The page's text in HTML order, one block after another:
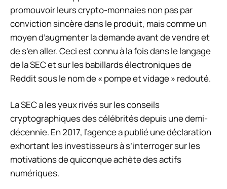
promouvoir leurs crypto-monnaies non pas par
conviction sincère dans le produit, mais comme un
moyen d’augmenter la demande avant de vendre et
de s’en aller. Ceci est connu à la fois dans le langage
de la SEC et sur les babillards électroniques de
Reddit sous le nom de « pompe et vidage » redouté.
La SEC a les yeux rivés sur les conseils
cryptographiques des célébrités depuis une demi-
décennie. En 2017, l’agence a publié une déclaration
exhortant les investisseurs à s’interroger sur les
motivations de quiconque achète des actifs
numériques.